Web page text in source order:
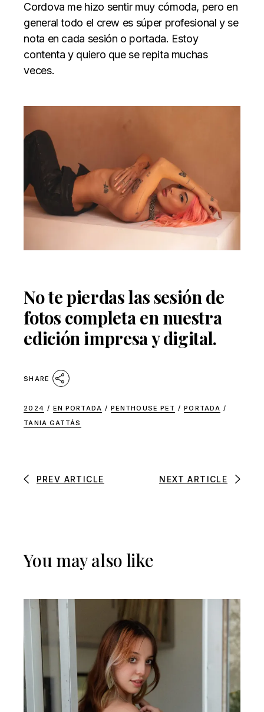
Cordova me hizo sentir muy cómoda, pero en
general todo el crew es súper profesional y se
nota en cada sesión o portada. Estoy
contenta y quiero que se repita muchas
veces.
No te pierdas las sesión de
fotos completa en nuestra
edición impresa y digital.
SHARE
2024 / EN PORTADA / PENTHOUSE PET / PORTADA /
TANIA GATTÁS
PREV ARTICLE NEXT ARTICLE
You may also like